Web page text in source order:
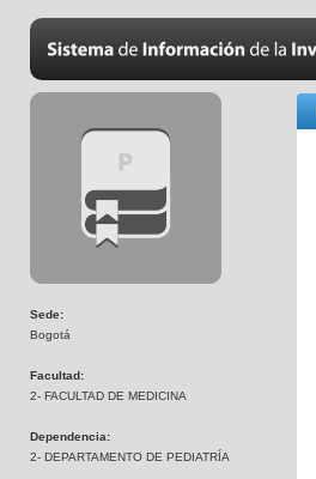
Sede:
Bogotá
Facultad:
2- FACULTAD DE MEDICINA
Dependencia:
2- DEPARTAMENTO DE PEDIATRÍA